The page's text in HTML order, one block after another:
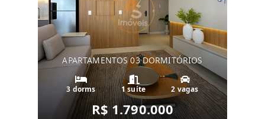
APARTAMENTOS 03 DORMITÓRIOS
3 dorms 1 suíte 2 vagas
R$ 1.790.000